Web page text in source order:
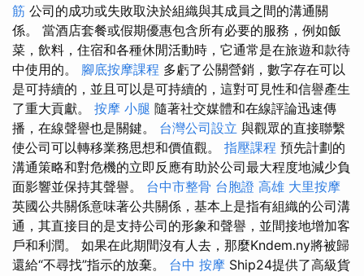
筋 公司的成功或失敗取決於組織與其成員之間的溝通關
係。 當酒店套餐或假期優惠包含所有必要的服務，例如飯
菜，飲料，住宿和各種休閒活動時，它通常是在旅遊和款待
中使用的。 腳底按摩課程 多虧了公關營銷，數字存在可以
是可持續的，並且可以是可持續的，這對可見性和信譽產生
了重大貢獻。 按摩 小腿 隨著社交媒體和在線評論迅速傳
播，在線聲譽也是關鍵。 台灣公司設立 與觀眾的直接聯繫
使公司可以轉移業務思想和價值觀。 指壓課程 預先計劃的
溝通策略和對危機的立即反應有助於公司最大程度地減少負
面影響並保持其聲譽。 台中市整骨 台胞證 高雄 大里按摩
英國公共關係意味著公共關係，基本上是指有組織的公司溝
通，其直接目的是支持公司的形象和聲譽，並間接地增加客
戶和利潤。 如果在此期間沒有人去，那麼Kndem.ny將被歸
還給“不尋找”指示的放棄。 台中 按摩 Ship24提供了高級貨